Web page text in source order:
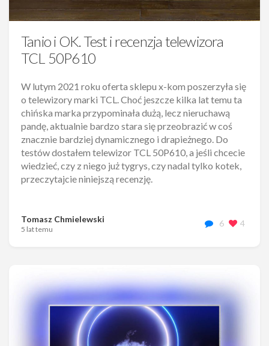
Tanio i OK. Test i recenzja telewizora
TCL 50P610
W lutym 2021 roku oferta sklepu x-kom poszerzyła się
o telewizory marki TCL. Choć jeszcze kilka lat temu ta
chińska marka przypominała dużą, lecz nieruchawą
pandę, aktualnie bardzo stara się przeobrazić w coś
znacznie bardziej dynamicznego i drapieżnego. Do
testów dostałem telewizor TCL 50P610, a jeśli chcecie
wiedzieć, czy z niego już tygrys, czy nadal tylko kotek,
przeczytajcie niniejszą recenzję.
Tomasz Chmielewski
5 lat temu
6 4